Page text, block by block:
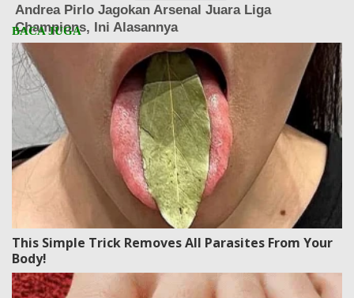
This Simple Trick Removes All Parasites From Your
Body!